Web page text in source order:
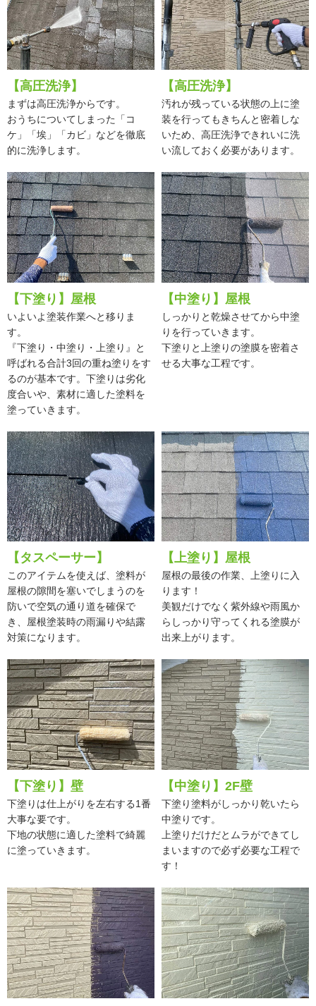
【高圧洗浄】
まずは高圧洗浄からです。
おうちについてしまった「コ
ケ」「埃」「カビ」などを徹底
的に洗浄します。
【高圧洗浄】
汚れが残っている状態の上に塗
装を行ってもきちんと密着しな
いため、高圧洗浄できれいに洗
い流しておく必要があります。
【下塗り】屋根
いよいよ塗装作業へと移りま
す。
『下塗り・中塗り・上塗り』と
呼ばれる合計3回の重ね塗りをす
るのが基本です。下塗りは劣化
度合いや、素材に適した塗料を
塗っていきます。
【中塗り】屋根
しっかりと乾燥させてから中塗
りを行っていきます。
下塗りと上塗りの塗膜を密着さ
せる大事な工程です。
【タスペーサー】
このアイテムを使えば、塗料が
屋根の隙間を塞いでしまうのを
防いで空気の通り道を確保で
き、屋根塗装時の雨漏りや結露
対策になります。
【上塗り】屋根
屋根の最後の作業、上塗りに入
ります！
美観だけでなく紫外線や雨風か
らしっかり守ってくれる塗膜が
出来上がります。
【下塗り】壁
下塗りは仕上がりを左右する1番
大事な要です。
下地の状態に適した塗料で綺麗
に塗っていきます。
【中塗り】2F壁
下塗り塗料がしっかり乾いたら
中塗りです。
上塗りだけだとムラができてし
まいますので必ず必要な工程で
す！